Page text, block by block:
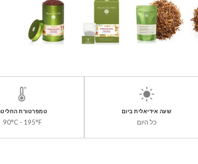
שעה אידיאלית ביום
כל היום
טמפרטורת
90°C - 195°F